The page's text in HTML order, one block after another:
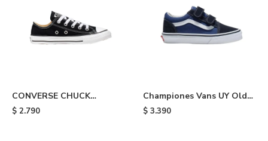
CONVERSE CHUCK
TAYLOR ALL STAR OX -
$ 2.790
Championes Vans UY Old
Skool V de niño - Blue
$ 3.390